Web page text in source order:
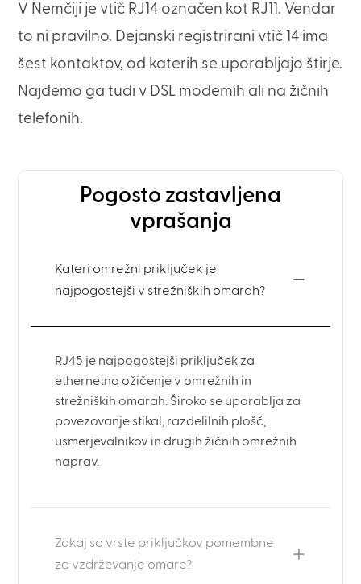
V Nemčiji je vtič RJ14 označen kot RJ11. Vendar
to ni pravilno. Dejanski registrirani vtič 14 ima
šest kontaktov, od katerih se uporabljajo štirje.
Najdemo ga tudi v DSL modemih ali na žičnih
telefonih.
Pogosto zastavljena
vprašanja
Kateri omrežni priključek je
najpogostejši v strežniških omarah?
RJ45 je najpogostejši priključek za
ethernetno ožičenje v omrežnih in
strežniških omarah. Široko se uporablja za
povezovanje stikal, razdelilnih plošč,
usmerjevalnikov in drugih žičnih omrežnih
naprav.
Zakaj so vrste priključkov pomembne
za vzdrževanje omare?